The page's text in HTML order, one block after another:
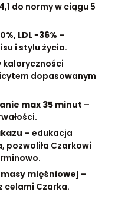
do normy w ciągu 5
LDL −36% –
i stylu życia.
kaloryczności
dopasowanym
max 35 minut –
– edukacja
pozwoliła Czarkowi
mięśniowej –
celami Czarka.